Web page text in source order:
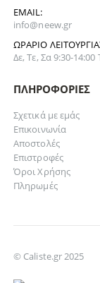
EMAIL:
info@neew.gr
ΩΡΆΡΙΟ
Δε, Τε, Σα 9:30-
ΠΛΗΡΟΦΟΡΊΕΣ
Σχετικά με εμάς
Επικοινωνία
Αποστολές
Επιστροφές
Όροι Χρήσης
Πληρωμές
© Caliste.gr 2025